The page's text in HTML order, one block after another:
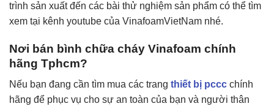
trình sản xuất đến các bài thử nghiệm sản phẩm có thể tìm
xem tại kênh youtube của VinafoamVietNam nhé.
Nơi bán bình chữa cháy Vinafoam chính
hãng Tphcm?
Nếu bạn đang cần tìm mua các trang thiết bị pccc chính
hãng để phục vụ cho sự an toàn của bạn và người thân